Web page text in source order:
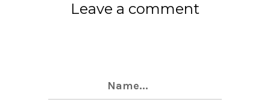
Leave a comment